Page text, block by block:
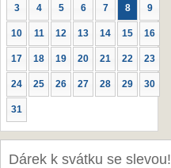
3 4 5 6 7 8 9
10 11 12 13 14 15 16
17 18 19 20 21 22 23
24 25 26 27 28 29 30
31
Dárek k svátku se slevou!